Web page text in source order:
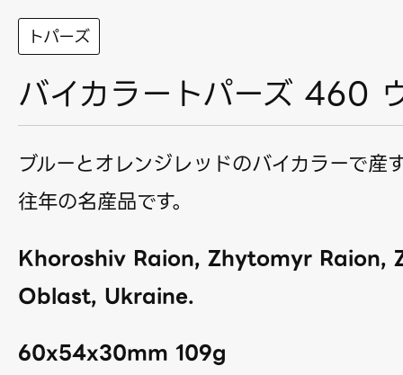
トパーズ
バイカラートパーズ 460
ブルーとオレンジレッドのバイカラーで産
往年の名産品です。
Khoroshiv Raion, Zhytomyr Raion,
Oblast, Ukraine.
60x54x30mm 109g